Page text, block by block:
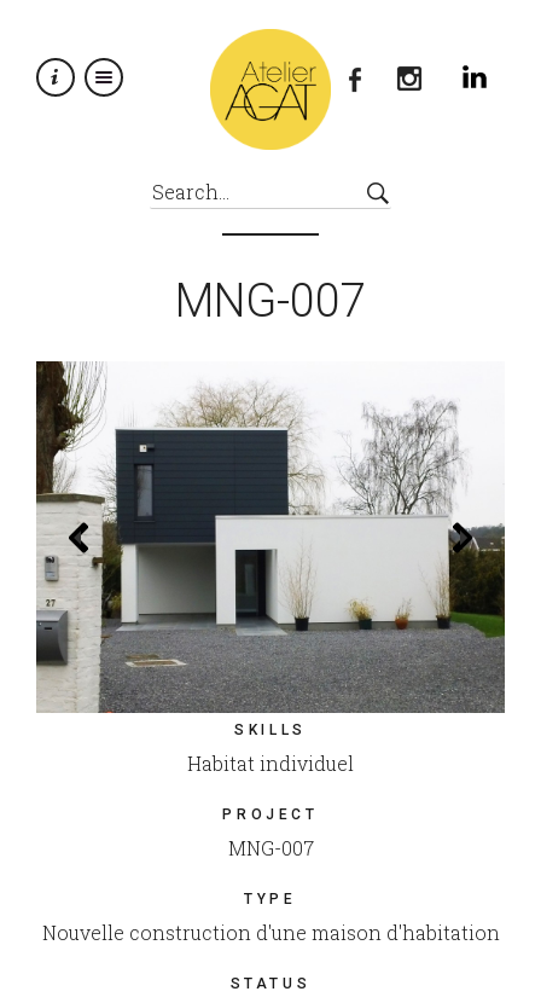
MNG-007
SKILLS
Habitat individuel
PROJECT
MNG-007
TYPE
Nouvelle construction d'une maison d'habitation
STATUS